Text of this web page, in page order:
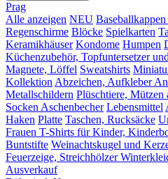
Prag
Alle anzeigen NEU
Regenschirme Blöcke Spielkarten
Keramikhäuser Kondome Humpen
Küchenzubehör, Topfuntersetzer
Magnete, Löffel Sweatshirts
Kollektion Abzeichen, Aufkleber
Metallschildern Plüschtiere, Mützen
Socken Aschenbecher Lebensmittel
Haken Platte Taschen, Rucksäcke
Frauen T-Shirts für Kinder,
Buntstifte Weinachtskugel und
Feuerzeige, Streichhölzer
Ausverkauf